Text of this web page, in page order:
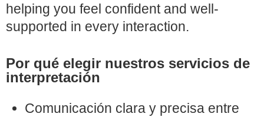
helping you feel confident and well-
supported in every interaction.
Por qué elegir nuestros servicios de
interpretación
Comunicación clara y precisa entre